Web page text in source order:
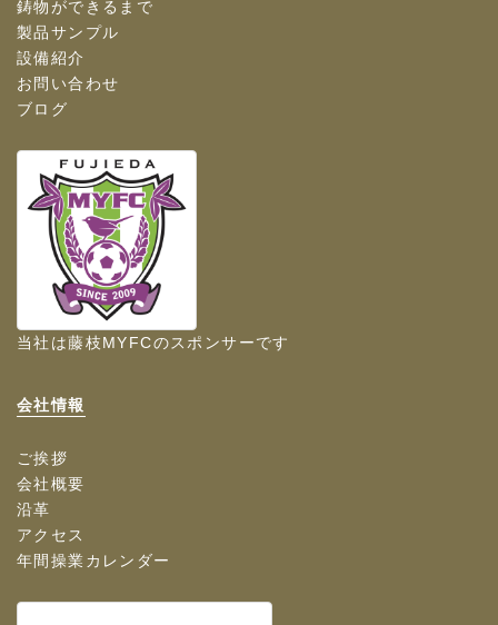
鋳物ができるまで
製品サンプル
設備紹介
お問い合わせ
ブログ
当社は藤枝MYFCのスポンサーです
会社情報
ご挨拶
会社概要
沿革
アクセス
年間操業カレンダー